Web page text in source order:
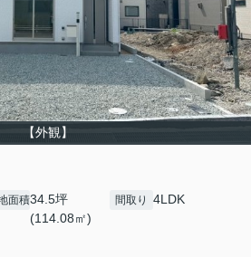
【外観】
面積34.5坪
(114.08㎡)
間取り 4LDK